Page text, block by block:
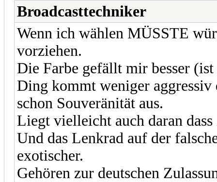
Broadcasttechniker
Wenn ich wählen MÜSSTE
vorziehen.
Die Farbe gefällt mir besser
Ding kommt weniger aggressiv
schon Souveränität aus.
Liegt vielleicht auch daran
Und das Lenkrad auf der
exotischer.
Gehören zur deutschen